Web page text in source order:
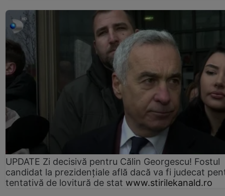
UPDATE Zi decisivă pentru Călin Georgescu! Fostul
candidat la prezidențiale află dacă va fi judecat
tentativă de lovitură de stat www.stirilekanald.ro